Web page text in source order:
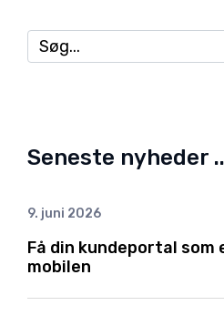
Seneste nyheder
9. juni 2026
Få din kundeportal som
mobilen